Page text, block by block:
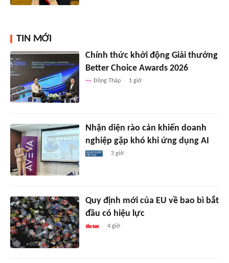
TIN MỚI
Chính thức khởi động Giải thưởng
Better Choice Awards 2026
Đồng Tháp 1 giờ
Nhận diện rào cản khiến doanh
nghiệp gặp khó khi ứng dụng AI
3 giờ
Quy định mới của EU về bao bì bắt
đầu có hiệu lực
4 giờ